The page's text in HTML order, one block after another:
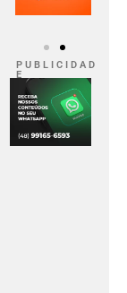
P U B L I C I D A D
E